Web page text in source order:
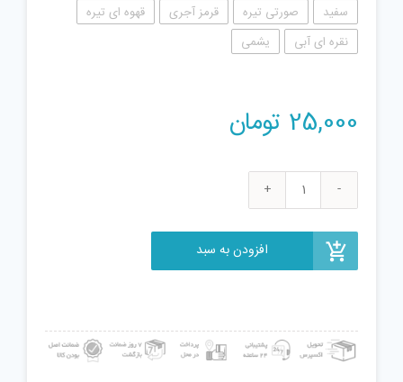
سفید
صورتی تیره قرمز آجری
قهوه ای تیره
نقره ای آبی
یشمی
25,000 تومان
ژل
افزودن به سبد